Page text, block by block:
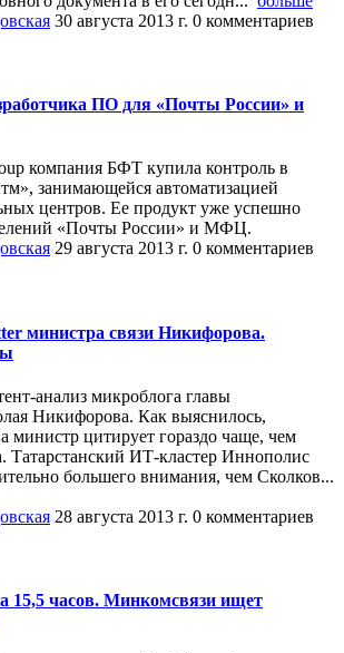
30 августа 2013 г. 0 комментариев
ПО для «Почты России» и
компания БФТ купила контроль в
занимающейся автоматизацией
центров. Ее продукт уже успешно
«Почты России» и МФЦ.
29 августа 2013 г. 0 комментариев
министра связи Никифорова.
анализ микроблога главы
Никифорова. Как выяснилось,
министр цитирует гораздо чаще, чем
Татарстанский ИТ-кластер Иннополис
большего внимания, чем Сколков...
28 августа 2013 г. 0 комментариев
15,5 часов. Минкомсвязи ищет